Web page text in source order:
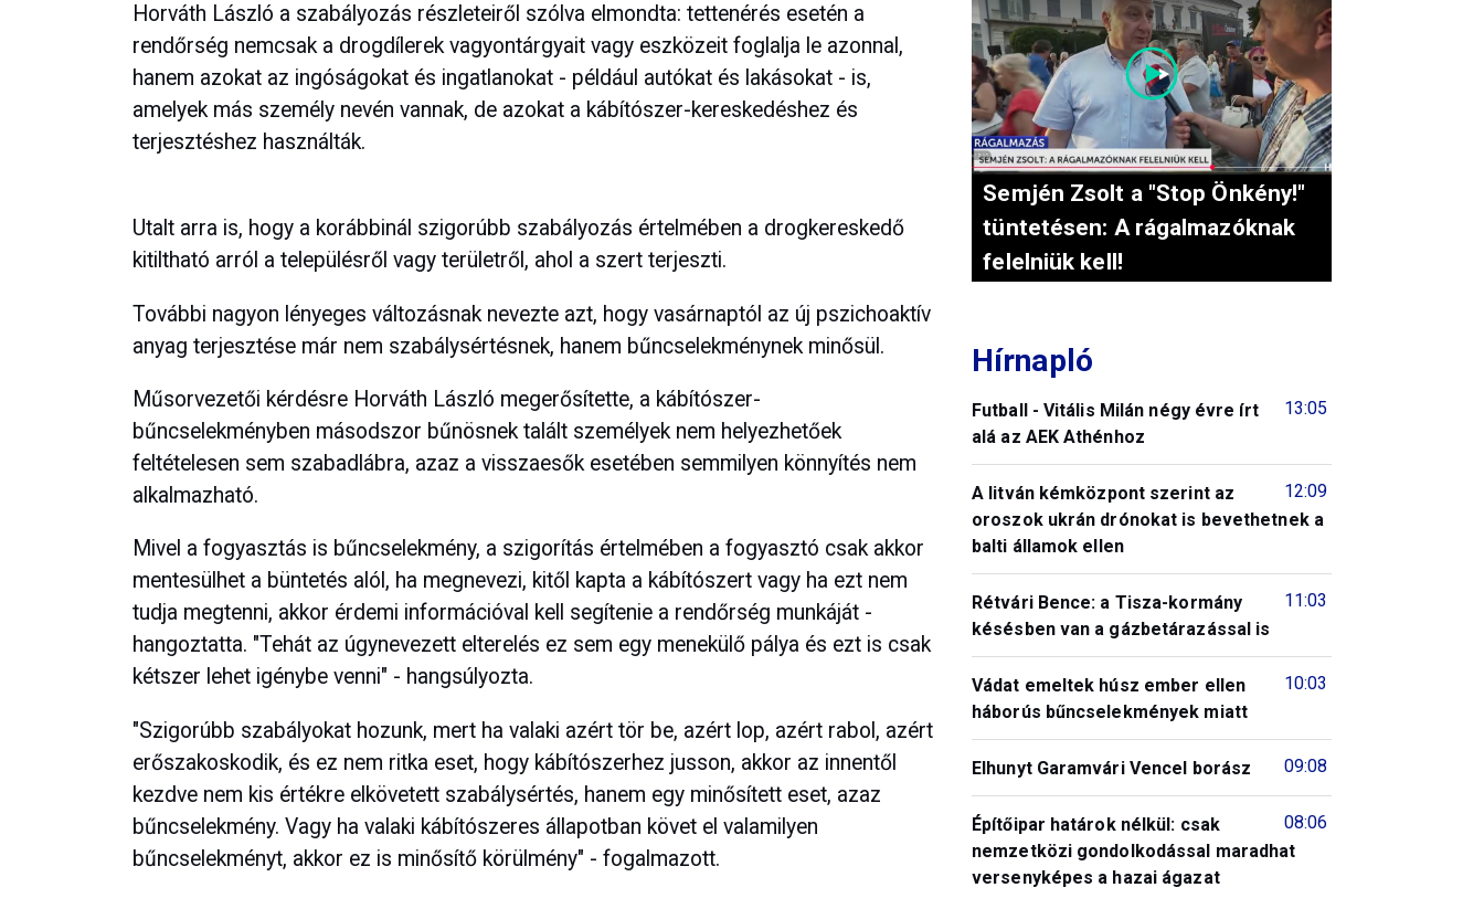
Horváth László a szabályozás részleteiről szólva elmondta: tettenérés esetén a
rendőrség nemcsak a drogdílerek vagyontárgyait vagy eszközeit foglalja le azonnal,
hanem azokat az ingóságokat és ingatlanokat - például autókat és lakásokat - is,
amelyek más személy nevén vannak, de azokat a kábítószer-kereskedéshez és
terjesztéshez használták.
Utalt arra is, hogy a korábbinál szigorúbb szabályozás értelmében a drogkereskedő
kitiltható arról a településről vagy területről, ahol a szert terjeszti.
További nagyon lényeges változásnak nevezte azt, hogy vasárnaptól az új pszichoaktív
anyag terjesztése már nem szabálysértésnek, hanem bűncselekménynek minősül.
Műsorvezetői kérdésre Horváth László megerősítette, a kábítószer-
bűncselekményben másodszor bűnösnek talált személyek nem helyezhetőek
feltételesen sem szabadlábra, azaz a visszaesők esetében semmilyen könnyítés nem
alkalmazható.
Mivel a fogyasztás is bűncselekmény, a szigorítás értelmében a fogyasztó csak akkor
mentesülhet a büntetés alól, ha megnevezi, kitől kapta a kábítószert vagy ha ezt nem
tudja megtenni, akkor érdemi információval kell segítenie a rendőrség munkáját -
hangoztatta. "Tehát az úgynevezett elterelés ez sem egy menekülő pálya és ezt is csak
kétszer lehet igénybe venni" - hangsúlyozta.
"Szigorúbb szabályokat hozunk, mert ha valaki azért tör be, azért lop, azért rabol, azért
erőszakoskodik, és ez nem ritka eset, hogy kábítószerhez jusson, akkor az innentől
kezdve nem kis értékre elkövetett szabálysértés, hanem egy minősített eset, azaz
bűncselekmény. Vagy ha valaki kábítószeres állapotban követ el valamilyen
bűncselekményt, akkor ez is minősítő körülmény" - fogalmazott.
Semjén Zsolt a "Stop Önkény!"
tüntetésen: A rágalmazóknak
felelniük kell!
Hírnapló
13:05
Futball - Vitális Milán négy évre írt
alá az AEK Athénhoz
12:09
A litván kémközpont szerint az
oroszok ukrán drónokat is bevethetnek a
balti államok ellen
11:03
Rétvári Bence: a Tisza-kormány
késésben van a gázbetárazással is
10:03
Vádat emeltek húsz ember ellen
háborús bűncselekmények miatt
09:08
Elhunyt Garamvári Vencel borász
08:06
Építőipar határok nélkül: csak
nemzetközi gondolkodással maradhat
versenyképes a hazai ágazat